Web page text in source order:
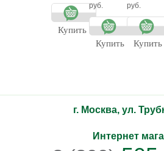
Купить
руб.
Купить
руб.
Купить
г. Москва, ул.
Интернет